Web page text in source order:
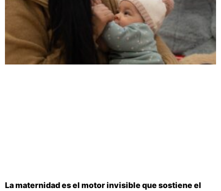
La maternidad es el motor invisible que sostiene el